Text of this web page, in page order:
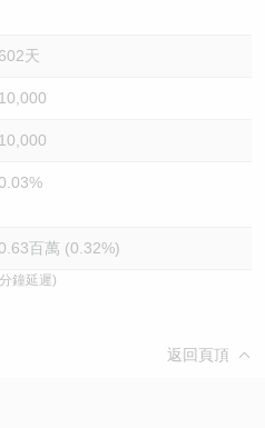
602天
10,000
10,000
百萬 (0.32%)
鐘延遲)
返回頁頂